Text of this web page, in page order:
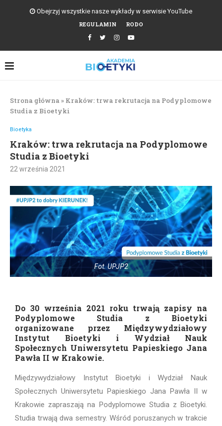
Obejrzyj wszystkie nasze wykłady w serwisie YouTube
REGULAMIN
RODO
Strona główna » Kraków: trwa rekrutacja na Podyplomowe
Studia z Bioetyki
Bioetyka
Kraków: trwa rekrutacja na Podyplomowe
Studia z Bioetyki
22 września 2021
Fot. UPJP2
Do 30 września 2021 roku trwają zapisy na
Podyplomowe Studia z Bioetyki
organizowane przez Międzywydziałowy
Instytut Bioetyki i Wydział Nauk
Społecznych Uniwersytetu Papieskiego Jana
Pawła II w Krakowie.
Międzywydziałowy Instytut Bioetyki i Wydział Nauk
Społecznych Uniwersytetu Papieskiego Jana Pawła II w
Krakowie zapraszają na Podyplomowe Studia z Bioetyki.
Studia trwają dwa semestry. Wśród poruszanych w trakcie